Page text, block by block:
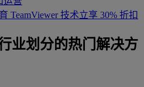
TeamViewer 技术立享 30% 折扣
业划分的热门解决方